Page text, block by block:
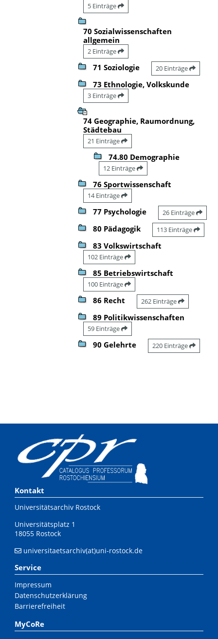
5 Einträge
70 Sozialwissenschaften
allgemein
2 Einträge
71 Soziologie 20 Einträge
73 Ethnologie, Volkskunde
3 Einträge
74 Geographie, Raumordnung,
Städtebau
21 Einträge
74.80 Demographie
12 Einträge
76 Sportwissenschaft
14 Einträge
77 Psychologie 26 Einträge
80 Pädagogik 113 Einträge
83 Volkswirtschaft
102 Einträge
85 Betriebswirtschaft
100 Einträge
86 Recht 262 Einträge
89 Politikwissenschaften
59 Einträge
90 Gelehrte 220 Einträge
Kontakt
Universitätsarchiv Rostock
Universitätsplatz 1
18055 Rostock
universitaetsarchiv(at)uni-rostock.de
Service
Impressum
Datenschutzerklärung
Barrierefreiheit
MyCoRe